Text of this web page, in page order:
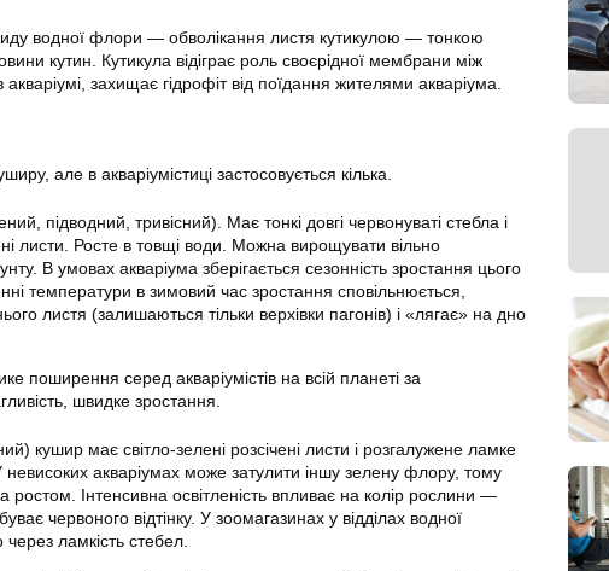
водної флори — обволікання листя кутикулою — тонкою
кутин. Кутикула відіграє роль своєрідної мембрани між
захищає гідрофіт від поїдання жителями акваріума.
але в акваріумістиці застосовується кілька.
підводний, тривісний). Має тонкі довгі червонуваті стебла і
листи. Росте в товщі води. Можна вирощувати вільно
В умовах акваріума зберігається сезонність зростання цього
температури в зимовий час зростання сповільнюється,
листя (залишаються тільки верхівки пагонів) і «лягає» на дно
поширення серед акваріумістів на всій планеті за
швидке зростання.
кушир має світло-зелені розсічені листи і розгалужене ламке
акваріумах може затулити іншу зелену флору, тому
ростом. Інтенсивна освітленість впливає на колір рослини —
червоного відтінку. У зоомагазинах у відділах водної
ламкість стебел.